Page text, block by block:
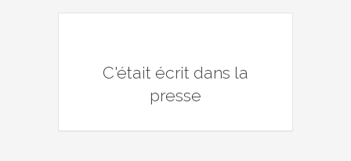
C'était écrit dans la
presse